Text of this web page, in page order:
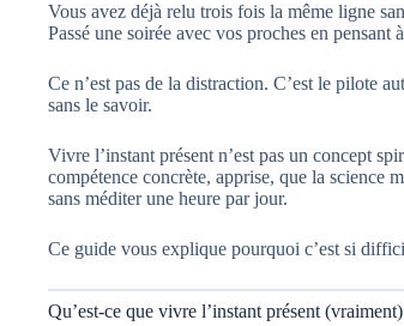
Vous avez déjà relu trois fois la même ligne
Passé une soirée avec vos proches en pensant
Ce n’est pas de la distraction. C’est le pilote
sans le savoir.
Vivre l’instant présent n’est pas un concept
compétence concrète, apprise, que la science
sans méditer une heure par jour.
Ce guide vous explique pourquoi c’est si
Qu’est-ce que vivre l’instant présent